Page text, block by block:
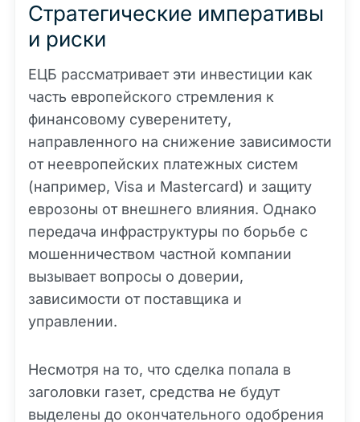
Стратегические императивы
и риски
ЕЦБ рассматривает эти инвестиции как
часть европейского стремления к
финансовому суверенитету,
направленного на снижение зависимости
от неевропейских платежных систем
(например, Visa и Mastercard) и защиту
еврозоны от внешнего влияния. Однако
передача инфраструктуры по борьбе с
мошенничеством частной компании
вызывает вопросы о доверии,
зависимости от поставщика и
управлении.
Несмотря на то, что сделка попала в
заголовки газет, средства не будут
выделены до окончательного одобрения